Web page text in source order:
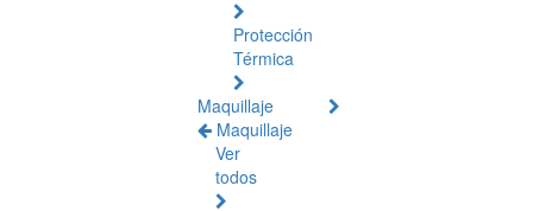
Protección
Térmica
Maquillaje
Maquillaje
Ver
todos